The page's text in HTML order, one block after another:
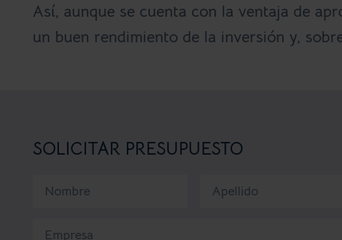
Así, aunque se cuenta con la ventaja de
un buen rendimiento de la inversión y,
SOLICITAR PRESUPUESTO